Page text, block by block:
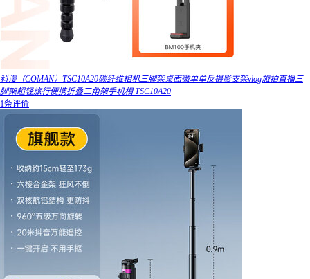
科漫（COMAN）TSC10A20碳纤维相机三脚架桌面微单单反摄影支架vlog旅拍直播三
脚架超轻旅行便携折叠三角架手机相 TSC10A20
1条评价